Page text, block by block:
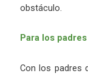
obstáculo.
Para los padres
Con los padres